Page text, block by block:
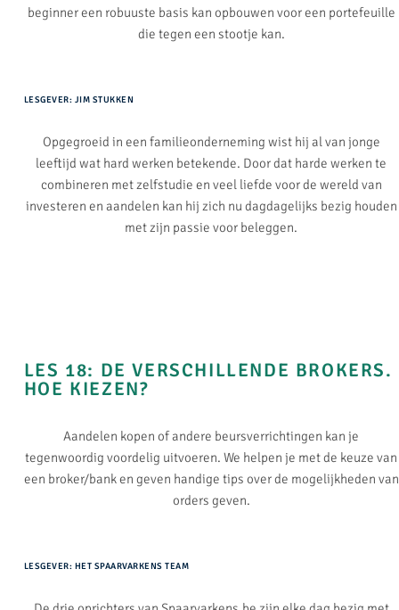
beginner een robuuste basis kan opbouwen voor een portefeuille
die tegen een stootje kan.
LESGEVER: JIM STUKKEN
Opgegroeid in een familieonderneming wist hij al van jonge
leeftijd wat hard werken betekende. Door dat harde werken te
combineren met zelfstudie en veel liefde voor de wereld van
investeren en aandelen kan hij zich nu dagdagelijks bezig houden
met zijn passie voor beleggen.
LES 18: DE VERSCHILLENDE BROKERS.
HOE KIEZEN?​
Aandelen kopen of andere beursverrichtingen kan je
tegenwoordig voordelig uitvoeren. We helpen je met de keuze van
een broker/bank en geven handige tips over de mogelijkheden van
orders geven.
LESGEVER: HET SPAARVARKENS TEAM